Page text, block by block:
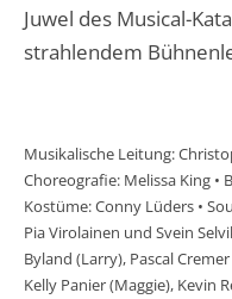
Juwel des Musical-
strahlendem
Musikalische Leitung:
Choreografie: Melissa King •
Kostüme: Conny Lüders •
Pia Virolainen und Svein
Byland (Larry), Pascal
Kelly Panier (Maggie), Kevin